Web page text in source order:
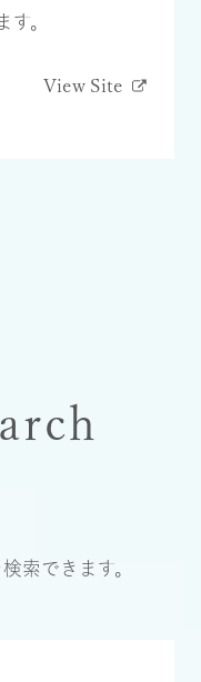
。
View Site
索できます。